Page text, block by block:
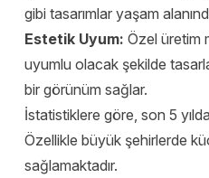
gibi tasarımlar yaşam
Estetik Uyum: Özel üretim
uyumlu olacak şekilde
bir görünüm sağlar.
İstatistiklere göre, son 5
Özellikle büyük şehirlerde
sağlamaktadır.